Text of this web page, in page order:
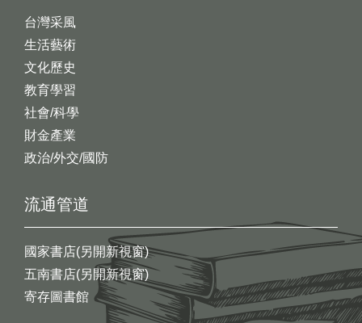
台灣采風
生活藝術
文化歷史
教育學習
社會/科學
財金產業
政治/外交/國防
流通管道
國家書店(另開新視窗)
五南書店(另開新視窗)
寄存圖書館